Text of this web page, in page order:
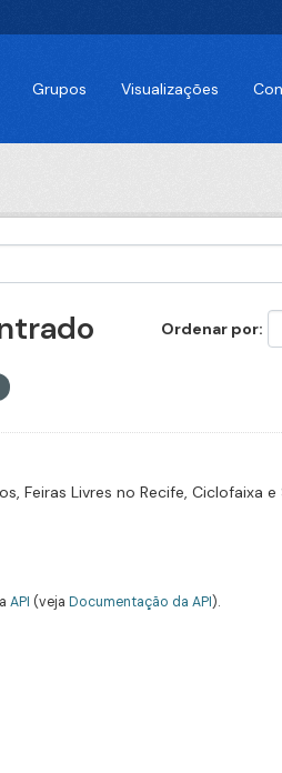
Grupos Visualizações
Ordenar por
Feiras Livres no Recife, Ciclofaixa
API (veja Documentação da API).